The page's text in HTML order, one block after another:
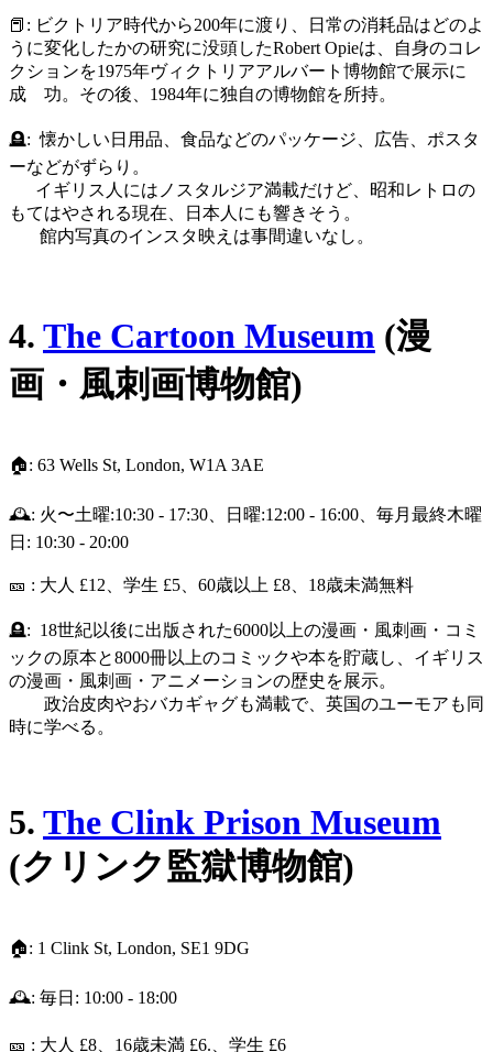
📕: ビクトリア時代から200年に渡り、日常の消耗品はどのよ
うに変化したかの研究に没頭したRobert Opieは、自身のコレ
クションを1975年ヴィクトリアアルバート博物館で展示に
成 功。その後、1984年に独自の博物館を所持。
🪦: 懐かしい日用品、食品などのパッケージ、広告、ポスタ
ーなどがずらり。
イギリス人にはノスタルジア満載だけど、昭和レトロの
もてはやされる現在、日本人にも響きそう。
館内写真のインスタ映えは事間違いなし。
4. The Cartoon Museum (漫
画・風刺画博物館)
🏠: 63 Wells St, London, W1A 3AE
🕰️: 火〜土曜:10:30 - 17:30、日曜:12:00 - 16:00、毎月最終木曜
日: 10:30 - 20:00
🎫 : 大人 £12、学生 £5、60歳以上 £8、18歳未満無料
🪦: 18世紀以後に出版された6000以上の漫画・風刺画・コミ
ックの原本と8000冊以上のコミックや本を貯蔵し、イギリス
の漫画・風刺画・アニメーションの歴史を展示。
政治皮肉やおバカギャグも満載で、英国のユーモアも同
時に学べる。
5. The Clink Prison Museum
(クリンク監獄博物館)
🏠: 1 Clink St, London, SE1 9DG
🕰️: 毎日: 10:00 - 18:00
🎫 : 大人 £8、16歳未満 £6.、学生 £6